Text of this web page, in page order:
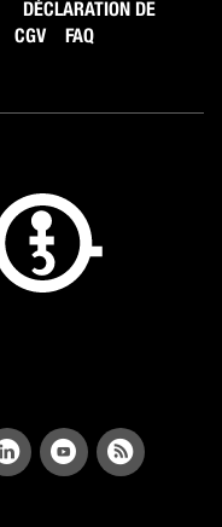
DÉCLARATION DE
CGV FAQ